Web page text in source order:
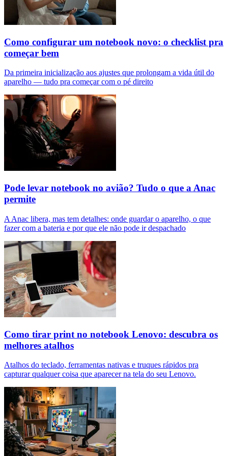
Como configurar um notebook novo: o checklist pra
começar bem
Da primeira inicialização aos ajustes que prolongam a vida útil do
aparelho — tudo pra começar com o pé direito
Pode levar notebook no avião? Tudo o que a Anac
permite
A Anac libera, mas tem detalhes: onde guardar o aparelho, o que
fazer com a bateria e por que ele não pode ir despachado
Como tirar print no notebook Lenovo: descubra os
melhores atalhos
Atalhos do teclado, ferramentas nativas e truques rápidos pra
capturar qualquer coisa que aparecer na tela do seu Lenovo.